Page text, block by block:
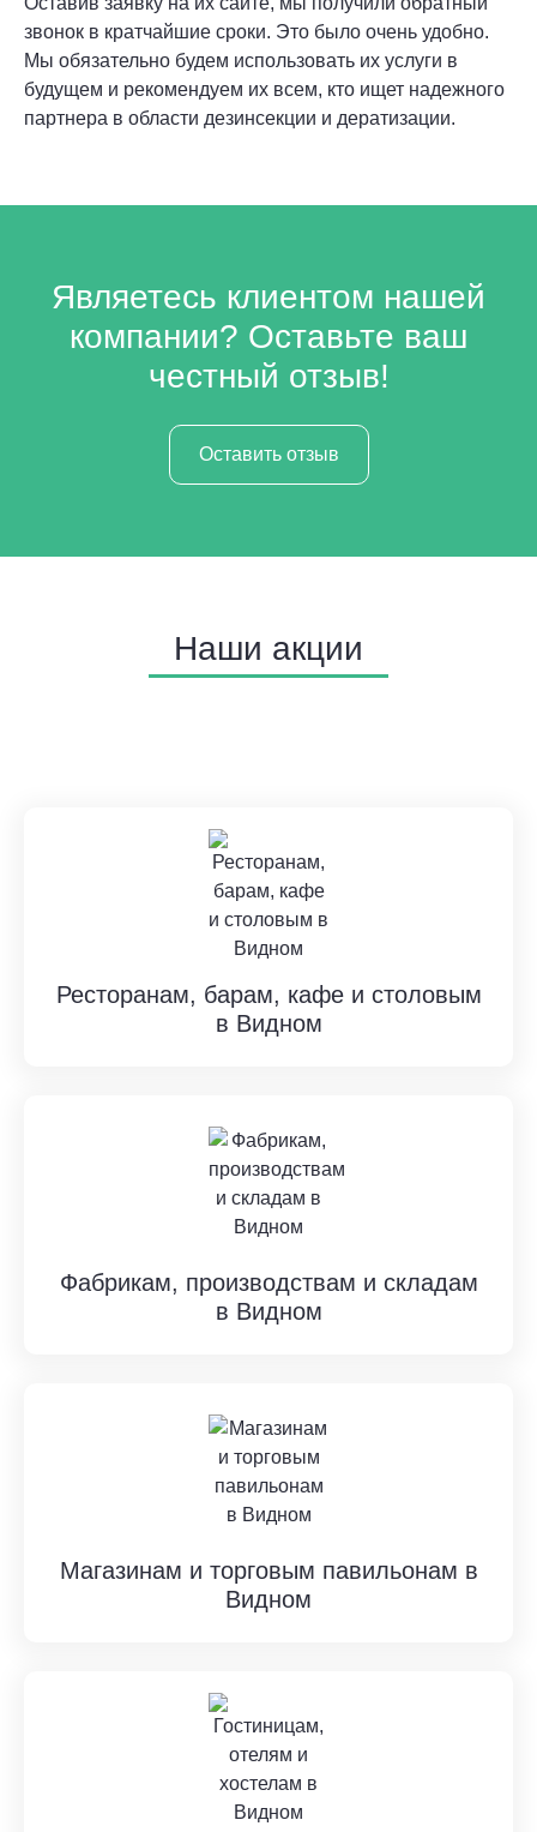
звонок в кратчайшие сроки. Это было очень удобно.
Мы обязательно будем использовать их услуги в
будущем и рекомендуем их всем, кто ищет надежного
партнера в области дезинсекции и дератизации.
Являетесь клиентом нашей
компании? Оставьте ваш
честный отзыв!
Оставить отзыв
Наши акции
Ресторанам, барам, кафе и столовым
в Видном
Фабрикам, производствам и складам
в Видном
Магазинам и торговым павильонам в
Видном